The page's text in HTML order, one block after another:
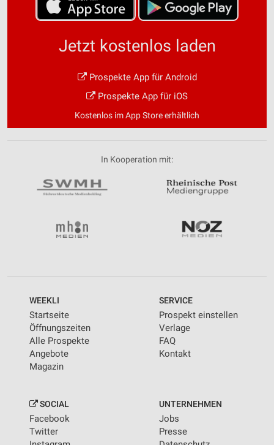
Jetzt kostenlos laden
Prospekte App für Android
Prospekte App für iOS
Kostenlos im App Store erhältlich
In Kooperation mit:
WEEKLI
Startseite
Öffnungszeiten
Alle Prospekte
Angebote
Magazin
SERVICE
Prospekt einstellen
Verlage
FAQ
Kontakt
SOCIAL
Facebook
Twitter
UNTERNEHMEN
Jobs
Presse